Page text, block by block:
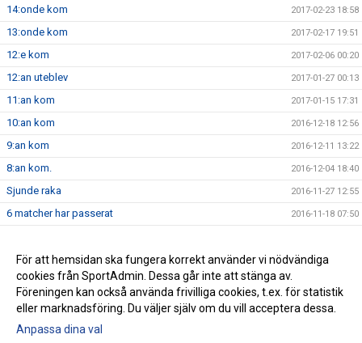
14:onde kom 2017-02-23 18:58
13:onde kom 2017-02-17 19:51
12:e kom 2017-02-06 00:20
12:an uteblev 2017-01-27 00:13
11:an kom 2017-01-15 17:31
10:an kom 2016-12-18 12:56
9:an kom 2016-12-11 13:22
8:an kom. 2016-12-04 18:40
Sjunde raka 2016-11-27 12:55
6 matcher har passerat 2016-11-18 07:50
4 matcher har passerat 2016-10-29 16:41
Miljöombyte?? 2016-03-20 16:55
För att hemsidan ska fungera korrekt använder vi nödvändiga
cookies från SportAdmin. Dessa går inte att stänga av.
Föreningen kan också använda frivilliga cookies, t.ex. för statistik
eller marknadsföring. Du väljer själv om du vill acceptera dessa.
Anpassa dina val